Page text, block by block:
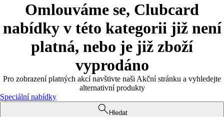
Omlouváme se, Clubcard
nabídky v této kategorii již není
platná, nebo je již zboží
vyprodáno
Pro zobrazení platných akcí navštivte naši Akční stránku a vyhledejte
alternativní produkty
Speciální nabídky
Hledat